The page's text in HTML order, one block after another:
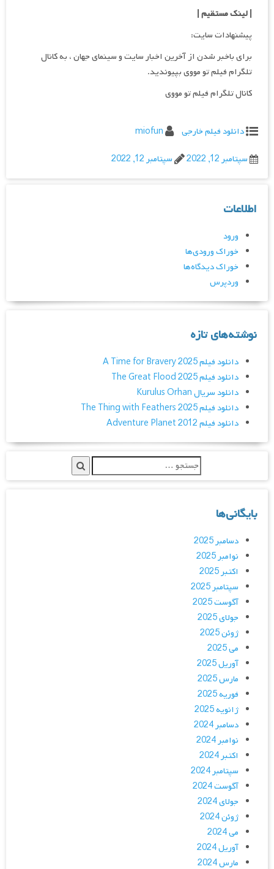
| لینک مستقیم|
پیشنهادات سایت:
برای باخبر شدن از آخرین اخبار سایت و سینمای جهان ، به کانال
تلگرام فیلم تو مووی بپیوندید.
کانال تلگرام فیلم تو مووی
دانلود فیلم خارجی
miofun
سپتامبر 12, 2022
سپتامبر 12, 2022
اطلاعات
ورود
خوراک ورودی‌ها
خوراک دیدگاه‌ها
وردپرس
نوشته‌های تازه
دانلود فیلم A Time for Bravery 2025
دانلود فیلم The Great Flood 2025
دانلود سریال Kurulus Orhan
دانلود فیلم The Thing with Feathers 2025
دانلود فیلم Adventure Planet 2012
بایگانی‌ها
دسامبر 2025
نوامبر 2025
اکتبر 2025
سپتامبر 2025
آگوست 2025
جولای 2025
ژوئن 2025
می 2025
آوریل 2025
مارس 2025
فوریه 2025
ژانویه 2025
دسامبر 2024
نوامبر 2024
اکتبر 2024
سپتامبر 2024
آگوست 2024
جولای 2024
ژوئن 2024
می 2024
آوریل 2024
مارس 2024